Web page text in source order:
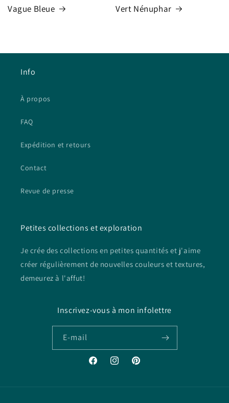
Vague Bleue Vert Nénuphar
Info
À propos
FAQ
Expédition et retours
Contact
Revue de presse
Petites collections et exploration
Je crée des collections en petites quantités et j'aime
créer régulièrement de nouvelles couleurs et textures,
demeurez à l'affut!
Inscrivez-vous à mon infolettre
E-mail
FacebookInstagramPinterest